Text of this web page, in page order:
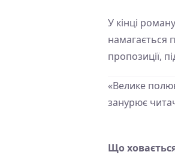
У кінці
намагається
пропозиції,
«Велике
занурює
Що